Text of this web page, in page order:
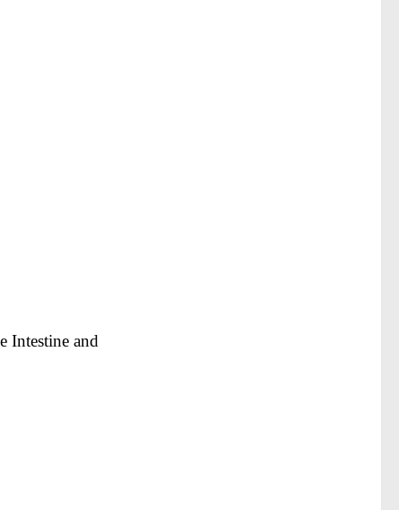
Intestine and